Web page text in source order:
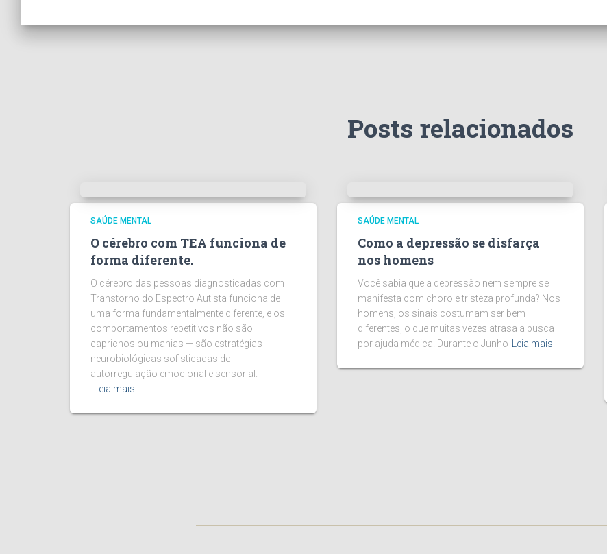
Posts relacionados
SAÚDE MENTAL
O cérebro com TEA funciona de
forma diferente.
O cérebro das pessoas diagnosticadas com
Transtorno do Espectro Autista funciona de
uma forma fundamentalmente diferente, e os
comportamentos repetitivos não são
caprichos ou manias — são estratégias
neurobiológicas sofisticadas de
autorregulação emocional e sensorial.
Leia mais
SAÚDE MENTAL
Como a depressão se disfarça
nos homens
Você sabia que a depressão nem sempre se
manifesta com choro e tristeza profunda? Nos
homens, os sinais costumam ser bem
diferentes, o que muitas vezes atrasa a busca
por ajuda médica. Durante o Junho
Leia mais